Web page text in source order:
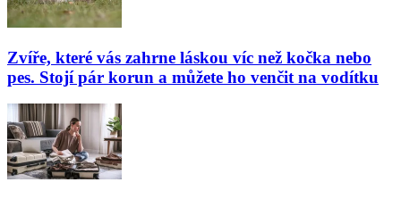
Zvíře, které vás zahrne láskou víc než kočka nebo
pes. Stojí pár korun a můžete ho venčit na vodítku